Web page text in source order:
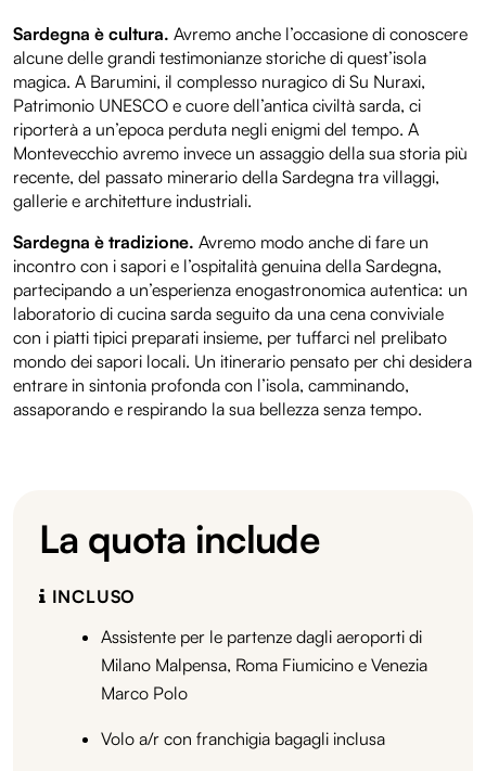
Sardegna è cultura. Avremo anche l’occasione di conoscere
alcune delle grandi testimonianze storiche di quest’isola
magica. A Barumini, il complesso nuragico di Su Nuraxi,
Patrimonio UNESCO e cuore dell’antica civiltà sarda, ci
riporterà a un’epoca perduta negli enigmi del tempo. A
Montevecchio avremo invece un assaggio della sua storia più
recente, del passato minerario della Sardegna tra villaggi,
gallerie e architetture industriali.
Sardegna è tradizione. Avremo modo anche di fare un
incontro con i sapori e l’ospitalità genuina della Sardegna,
partecipando a un’esperienza enogastronomica autentica: un
laboratorio di cucina sarda seguito da una cena conviviale
con i piatti tipici preparati insieme, per tuffarci nel prelibato
mondo dei sapori locali. Un itinerario pensato per chi desidera
entrare in sintonia profonda con l’isola, camminando,
assaporando e respirando la sua bellezza senza tempo.
La quota include
INCLUSO
Assistente per le partenze dagli aeroporti di
Milano Malpensa, Roma Fiumicino e Venezia
Marco Polo
Volo a/r con franchigia bagagli inclusa